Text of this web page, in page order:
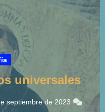
universales
septiembre de 2023